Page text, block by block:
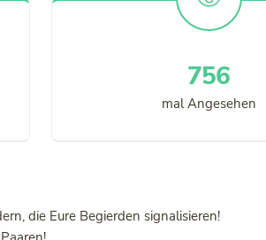
904
mal Angesehen
die Eure Begierden signalisieren!